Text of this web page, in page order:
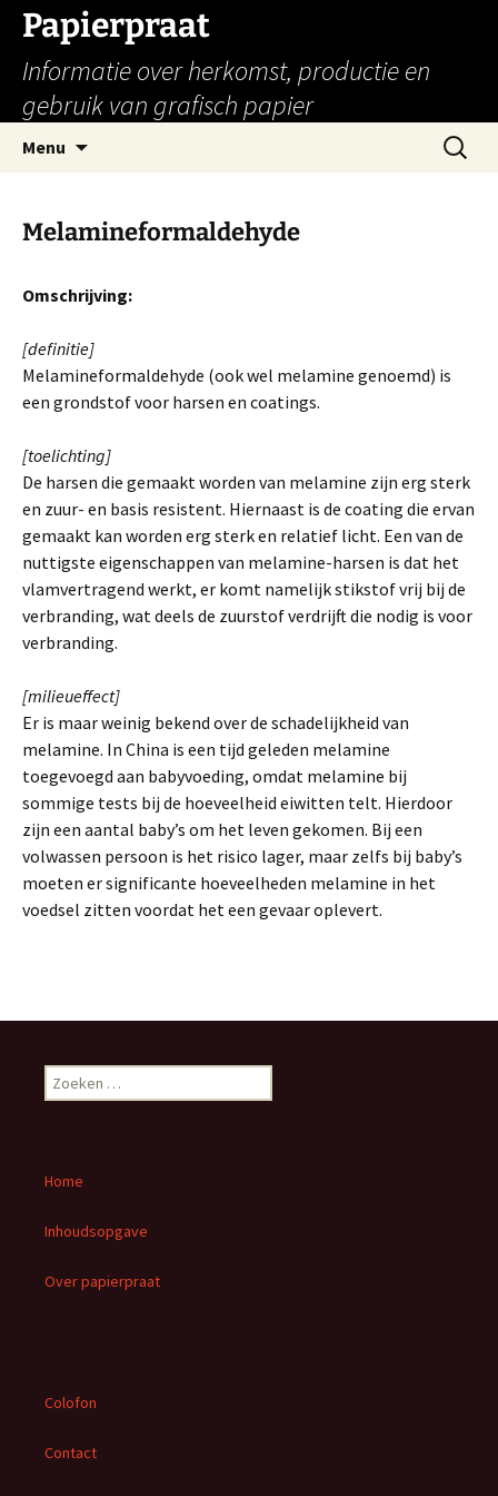
Papierpraat
Informatie over herkomst, productie en
gebruik van grafisch papier
Menu
inhoud
Zoeken
naar:
Melamineformaldehyde
Omschrijving:
[definitie]
Melamineformaldehyde (ook wel melamine genoemd) is
een grondstof voor harsen en coatings.
[toelichting]
De harsen die gemaakt worden van melamine zijn erg sterk
en zuur- en basis resistent. Hiernaast is de coating die ervan
gemaakt kan worden erg sterk en relatief licht. Een van de
nuttigste eigenschappen van melamine-harsen is dat het
vlamvertragend werkt, er komt namelijk stikstof vrij bij de
verbranding, wat deels de zuurstof verdrijft die nodig is voor
verbranding.
[milieueffect]
Er is maar weinig bekend over de schadelijkheid van
melamine. In China is een tijd geleden melamine
toegevoegd aan babyvoeding, omdat melamine bij
sommige tests bij de hoeveelheid eiwitten telt. Hierdoor
zijn een aantal baby’s om het leven gekomen. Bij een
volwassen persoon is het risico lager, maar zelfs bij baby’s
moeten er significante hoeveelheden melamine in het
voedsel zitten voordat het een gevaar oplevert.
o
n
a
r
Home
Inhoudsopgave
Over papierpraat
Colofon
Contact